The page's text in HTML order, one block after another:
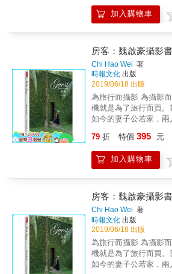
「定格」下來，錄入這
數民族大型節日活動
信亦起到一種傳承作用
加入購物車
房客：魏啟豪攝影
Chi Hao Wei 著
時報文化 出版
2019/06/18 出版
為旅行而攝影 為攝影而旅行 魏啟豪
機就是為了旅行而買。
如今的妻子公若家，兩
機，開啟了魏啟豪從此
的決心。 為了與一般旅遊攝影多半以拍攝景點
為主的方式區隔，魏
個月就開始帶著家人前
陌生的國度、探索新奇
各個有趣的生態和人文
生，也一同加入了探索
手走訪頂級旅店，過
密、彼此的心更柔軟
恩惠越來越感念。
79 折 特價 395 元
加入購物車
房客：魏啟豪攝影
Chi Hao Wei 著
時報文化 出版
2019/06/18 出版
為旅行而攝影 為攝影而旅行 魏啟豪
機就是為了旅行而買。
如今的妻子公若家，